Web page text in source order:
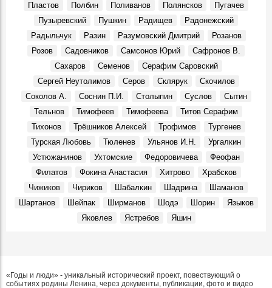
Места, 28 Марта 2026
Презентовали новую книгу краеведа Петра Ермошина
«Село Юлово и его окрестности»
События, 24 Марта 2026
Пластов
Полбин Поливанов Полянсков
Пугачев
Пузыревский
Пушкин Радищев
Радонежский
Радыльчук
Разин Разумовский Дмитрий
Розанов
Розов
Садовников Самсонов Юрий
Сафронов В.
Сахаров
Семенов
Серафим Саровский
Сергей Неутолимов
Серов Склярук
Скочилов
Соколов А.
Соснин П.И. Столыпин Суслов
Сытин
Тельнов
Тимофеев Тимофеева
Титов Серафим
Тихонов
Трёшников Алексей Трофимов
Тургенев
Турская Любовь
Тюленев Ульянов И.Н.
Ургалкин
Устюжанинов
Ухтомские Федоровичева
Феофан
Филатов
Фокина Анастасия Хитрово
Храбсков
Чижиков
Чириков Шабалкин Шадрина
Шаманов
Шартанов
Шейпак Ширманов Шодэ Шорин
Языков
Яковлев
Ястребов Яшин
«Годы и люди» - уникальный исторический проект, повествующий о
событиях родины Ленина, через документы, публикации, фото и видео